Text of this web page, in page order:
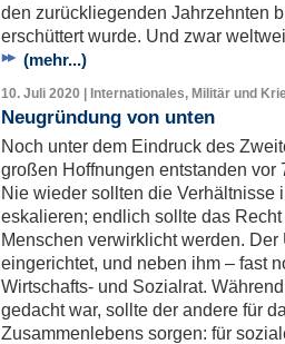
den zurückliegenden Jahrzehnten
erschüttert wurde. Und zwar
(mehr...)
10. Juli 2020 | Internationales, Militär und
Neugründung von unten
Noch unter dem Eindruck des
großen Hoffnungen entstanden
Nie wieder sollten die Verhältnisse
eskalieren; endlich sollte das
Menschen verwirklicht werden.
eingerichtet, und neben ihm – fast
Wirtschafts- und Sozialrat.
gedacht war, sollte der andere für
Zusammenlebens sorgen: für